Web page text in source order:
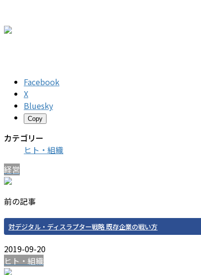
Facebook
X
Bluesky
Copy
カテゴリー
ヒト・組織
経営
前の記事
対デジタル・ディスラプター戦略 既存企業の戦い方
2019-09-20
ヒト・組織